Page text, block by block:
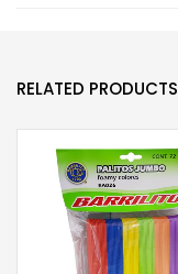
RELATED PRODUCTS